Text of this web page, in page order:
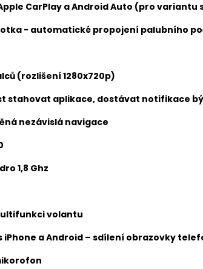
CarPlay a Android Auto (pro variantu s
- automatické propojení palubního
(rozlišení 1280x720p)
stahovat aplikace, dostávat notifikace
nezávislá navigace
1,8 Ghz
volantu
s iPhone a Android – sdílení obrazovky